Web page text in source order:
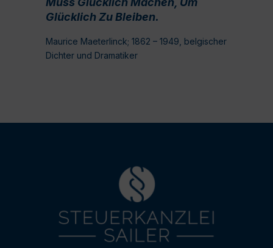
Glücklich Zu Bleiben.
Maurice Maeterlinck; 1862 – 1949, belgischer
Dichter und Dramatiker